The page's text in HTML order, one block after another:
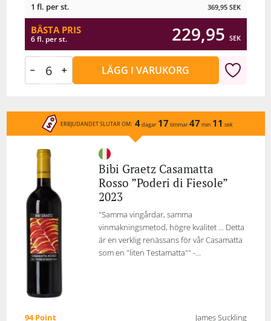
1 fl. per st. 369,95 SEK
BÄSTA PRIS
6 fl. per st. 229,95 SEK
LÄGG I VARUKORG
ERBJUDANDET SLUTAR OM: 4dagar 17 timmar47 min 11 sek
Bibi Graetz Casamatta
Rosso ”Poderi di Fiesole”
2023
"Samma vingårdar, samma
vinmakningsmetod, högre kvalitet ... Detta
är en verklig renässans för vår Casamatta
som en "liten Testamatta"" -...
94 Point
James Suckling